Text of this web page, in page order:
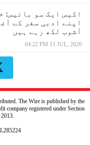
اکیس ایک سو بائیس:
اپنے ادبی سفر کے
آشوب لکھ رہے ہیں
04:22 PM 11 JUL, 2026
The Wire is published by the
company registered under Section